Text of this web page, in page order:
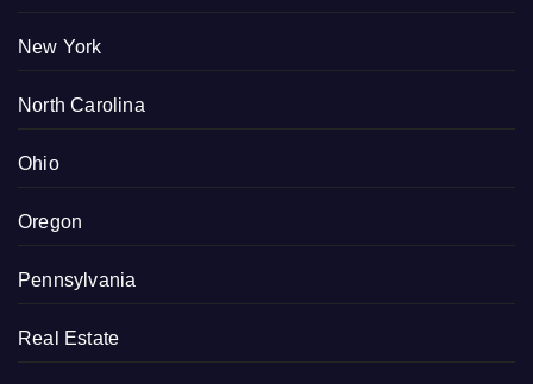
New York
North Carolina
Ohio
Oregon
Pennsylvania
Real Estate